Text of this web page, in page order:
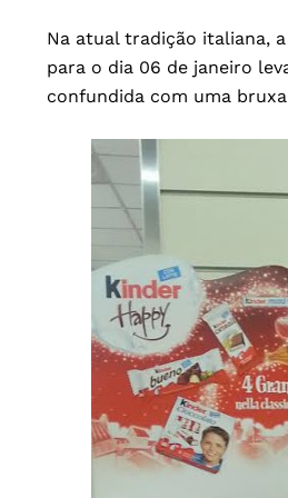
Na atual tradição italiana, a
para o dia 06 de janeiro
confundida com uma